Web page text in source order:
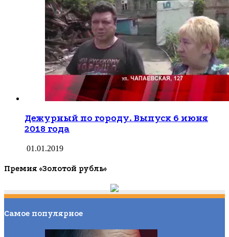
Дежурный по городу. Выпуск 6 июня
2018 года
01.01.2019
Премия «Золотой рубль»
Самое популярное